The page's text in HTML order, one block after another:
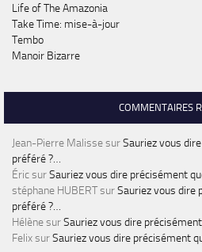
Life of The Amazonia
Take Time: mise-à-jour
Tembo
Manoir Bizarre
COMMENTAIRES
Jean-Pierre MalissesurSauriez vous
préféré ?…
ÉricsurSauriez vous dire précisément
stéphane HUBERTsurSauriez vous dire
préféré ?…
HélènesurSauriez vous dire
FelixsurSauriez vous dire précisément